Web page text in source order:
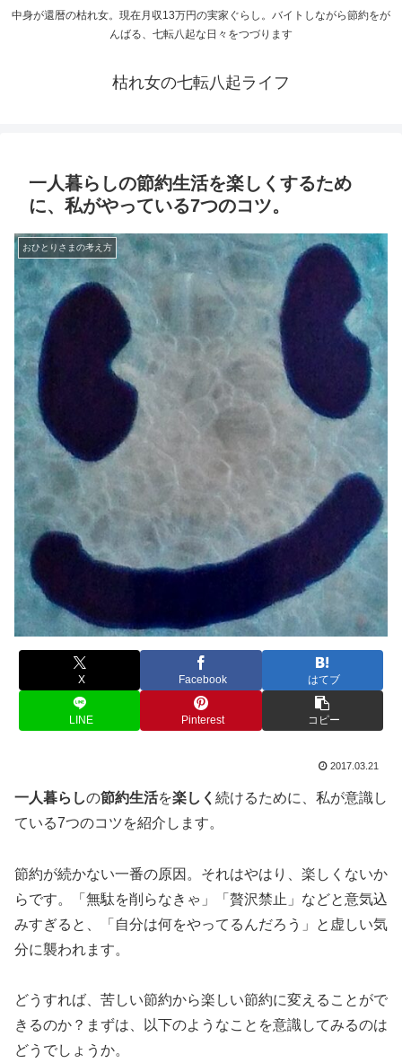
中身が還暦の枯れ女。現在月収13万円の実家ぐらし。バイトしながら節約をが
んばる、七転八起な日々をつづります
枯れ女の七転八起ライフ
一人暮らしの節約生活を楽しくするため
に、私がやっている7つのコツ。
おひとりさまの考え方
X Facebook はてブ
LINE Pinterest コピー
2017.03.21
一人暮らしの節約生活を楽しく 続けるために、私が意識し
ている7つのコツを紹介します。
節約が続かない一番の原因。それはやはり、楽しくないか
らです。「無駄を削らなきゃ」「贅沢禁止」などと意気込
みすぎると、「自分は何をやってるんだろう」と虚しい気
分に襲われます。
どうすれば、苦しい節約から楽しい節約に変えることがで
きるのか？まずは、以下のようなことを意識してみるのは
どうでしょうか。